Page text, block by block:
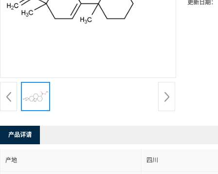
更新日期：
产品详请
产地 四川